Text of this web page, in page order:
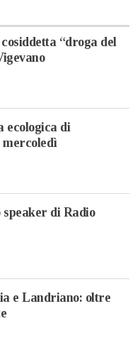
“droga del
ecologica di
mercoledì
di Radio
e Landriano: oltre